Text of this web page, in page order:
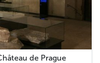
de Prague